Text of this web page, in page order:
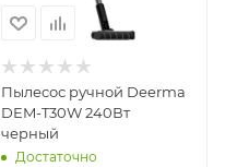
Пылесос ручной Deerma
DEM-T30W 240Вт
черный
Достаточно